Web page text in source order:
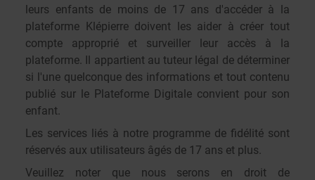
leurs enfants de moins de 17 ans d'accéder à la
plateforme Klépierre doivent les aider à créer tout
compte approprié et surveiller leur accès à la
plateforme. Il appartient au tuteur légal de déterminer
si l'une quelconque des informations et tout contenu
publié sur le Plateforme Digitale convient pour son
enfant.
Les services liés à notre programme de fidélité sont
réservés aux utilisateurs âgés de 17 ans et plus.
Veuillez noter que nous serons en droit de